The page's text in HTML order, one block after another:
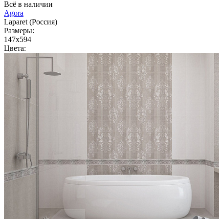
Всё в наличии
Agora
Laparet (Россия)
Размеры:
147x594
Цвета: